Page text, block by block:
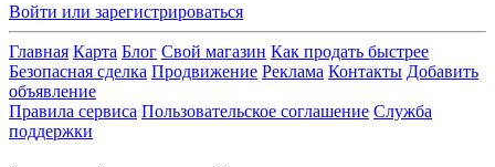
Войти или зарегистрироваться
Главная Карта Блог Свой магазин Как продать быстрее
Безопасная сделка Продвижение Реклама Контакты Добавить
объявление
Правила сервиса Пользовательское соглашение Служба
поддержки